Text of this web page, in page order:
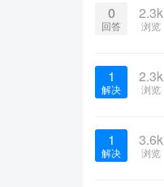
0
回答
2.3k
浏览
1
解决
2.3k
浏览
1
解决
3.6k
浏览